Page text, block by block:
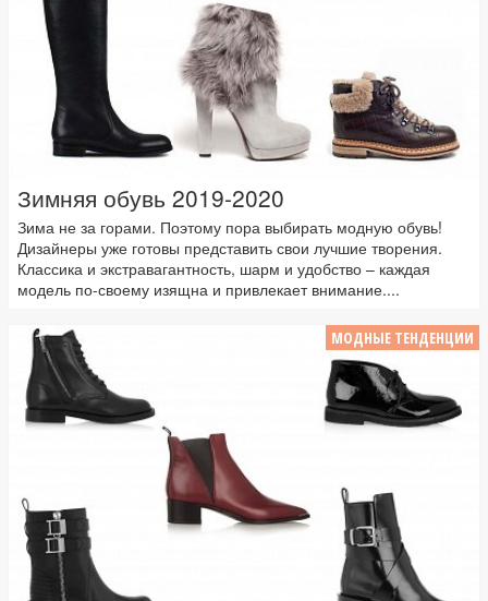
Зимняя обувь 2019-2020
Зима не за горами. Поэтому пора выбирать модную обувь!
Дизайнеры уже готовы представить свои лучшие творения.
Классика и экстравагантность, шарм и удобство – каждая
модель по-своему изящна и привлекает внимание....
МОДНЫЕ ТЕНДЕНЦИИ